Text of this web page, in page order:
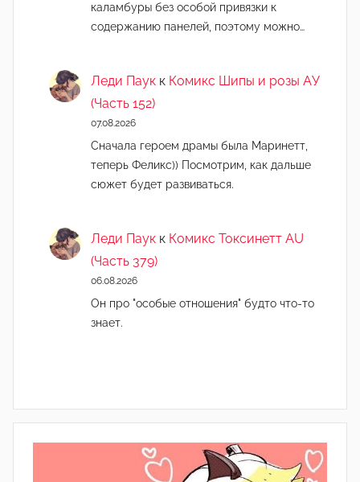
каламбуры без особой привязки к
содержанию панелей, поэтому можно…
Леди Паук к Комикс Шипы и розы АУ
(Часть 152)
07.08.2026
Сначала героем драмы была Маринетт,
теперь Феликс)) Посмотрим, как дальше
сюжет будет развиваться.
Леди Паук к Комикс Токсинетт AU
(Часть 379)
06.08.2026
Он про "особые отношения" будто что-то
знает.